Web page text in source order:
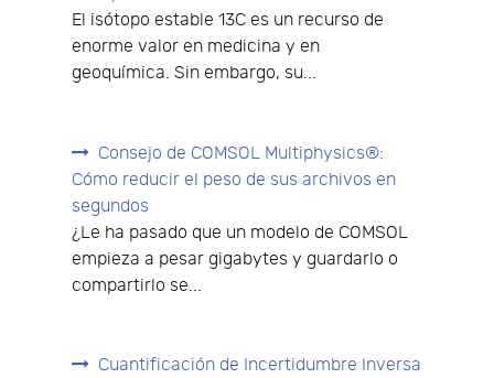
El isótopo estable 13C es un recurso de
enorme valor en medicina y en
geoquímica. Sin embargo, su...
Consejo de COMSOL Multiphysics®:
Cómo reducir el peso de sus archivos en
segundos
¿Le ha pasado que un modelo de COMSOL
empieza a pesar gigabytes y guardarlo o
compartirlo se...
Cuantificación de Incertidumbre Inversa